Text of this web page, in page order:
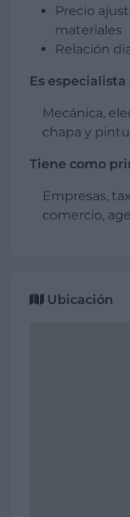
Precio
materiales
Relación
Es especialista
Mecánica,
chapa y
Tiene como
Empresas,
comercio,
Ubicación